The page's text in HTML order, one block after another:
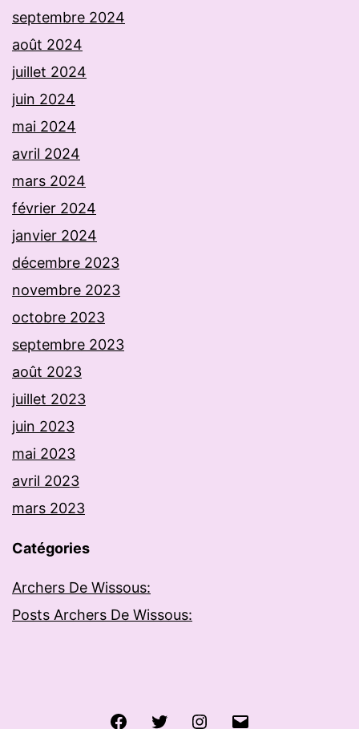
septembre 2024
août 2024
juillet 2024
juin 2024
mai 2024
avril 2024
mars 2024
février 2024
janvier 2024
décembre 2023
novembre 2023
octobre 2023
septembre 2023
août 2023
juillet 2023
juin 2023
mai 2023
avril 2023
mars 2023
Catégories
Archers De Wissous:
Posts Archers De Wissous:
FacebookTwitter Instagram